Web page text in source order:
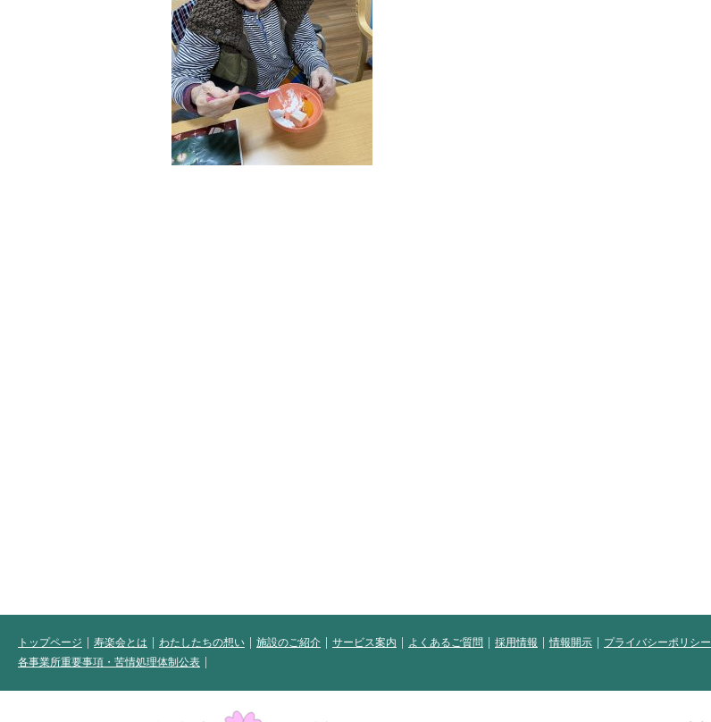
トップページ 寿楽会とは わたしたちの想い 施設のご紹介 サービス案内 よくあるご質問 採用情報 情報開示 プライバシーポリシー
各事業所重要事項・苦情処理体制公表